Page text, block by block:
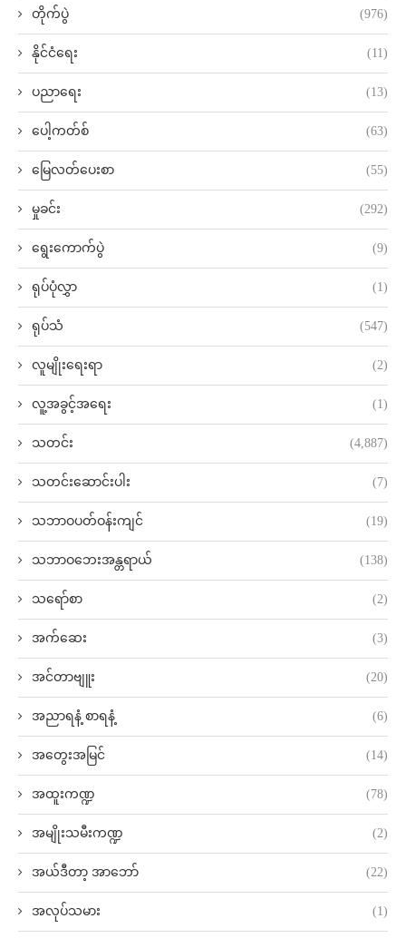
တိုက်ပွဲ (976)
နိုင်ငံရေး (11)
ပညာရေး (13)
ပေါ့ကတ်စ် (63)
မြေလတ်ပေးစာ (55)
မှုခင်း (292)
ရွေးကောက်ပွဲ (9)
ရုပ်ပုံလွှာ (1)
ရုပ်သံ (547)
လူမျိုးရေးရာ (2)
လူ့အခွင့်အရေး (1)
သတင်း (4,887)
သတင်းဆောင်းပါး (7)
သဘာဝပတ်ဝန်းကျင် (19)
သဘာဝဘေးအန္တရာယ် (138)
သရော်စာ (2)
အက်ဆေး (3)
အင်တာဗျူး (20)
အညာရနံ့ စာရနံ့ (6)
အတွေးအမြင် (14)
အထူးကဏ္ဍ (78)
အမျိုးသမီးကဏ္ဍ (2)
အယ်ဒီတာ့ အာဘော် (22)
အလုပ်သမား (1)